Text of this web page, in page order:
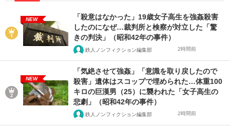
NEW
「殺意はなかった」19歳女子高生を強姦殺害
したのになぜ…裁判所と検察が対立した「驚
きの判決」（昭和42年の事件）
鉄人ノンフィクション編集部 2時間前
NEW
「気絶させて強姦」「意識を取り戻したので
殺害」遺体はスコップで埋められた…体重100
キロの巨漢男（25）に襲われた「女子高生の
悲劇」（昭和42年の事件）
鉄人ノンフィクション編集部 2時間前